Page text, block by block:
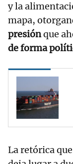
y la
mapa,
presiónque
de forma
La retórica